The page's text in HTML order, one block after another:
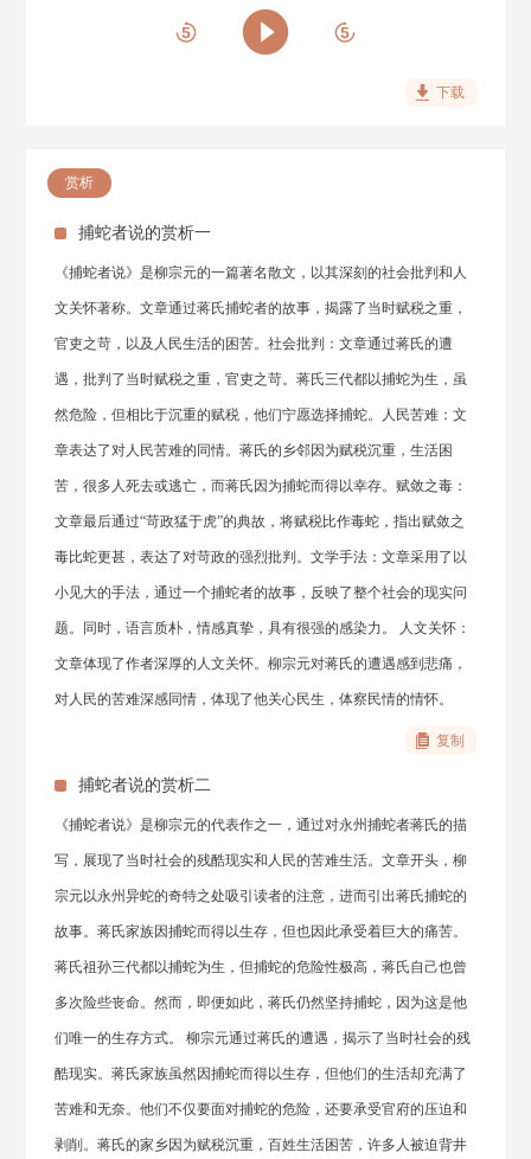
下载
赏析
捕蛇者说的赏析一
《捕蛇者说》是柳宗元的一篇著名散文，以其深刻的社会批判和人
文关怀著称。文章通过蒋氏捕蛇者的故事，揭露了当时赋税之重，
官吏之苛，以及人民生活的困苦。社会批判：文章通过蒋氏的遭
遇，批判了当时赋税之重，官吏之苛。蒋氏三代都以捕蛇为生，虽
然危险，但相比于沉重的赋税，他们宁愿选择捕蛇。人民苦难：文
章表达了对人民苦难的同情。蒋氏的乡邻因为赋税沉重，生活困
苦，很多人死去或逃亡，而蒋氏因为捕蛇而得以幸存。赋敛之毒：
文章最后通过“苛政猛于虎”的典故，将赋税比作毒蛇，指出赋敛之
毒比蛇更甚，表达了对苛政的强烈批判。文学手法：文章采用了以
小见大的手法，通过一个捕蛇者的故事，反映了整个社会的现实问
题。同时，语言质朴，情感真挚，具有很强的感染力。 人文关怀：
文章体现了作者深厚的人文关怀。柳宗元对蒋氏的遭遇感到悲痛，
对人民的苦难深感同情，体现了他关心民生，体察民情的情怀。
复制
捕蛇者说的赏析二
《捕蛇者说》是柳宗元的代表作之一，通过对永州捕蛇者蒋氏的描
写，展现了当时社会的残酷现实和人民的苦难生活。文章开头，柳
宗元以永州异蛇的奇特之处吸引读者的注意，进而引出蒋氏捕蛇的
故事。蒋氏家族因捕蛇而得以生存，但也因此承受着巨大的痛苦。
蒋氏祖孙三代都以捕蛇为生，但捕蛇的危险性极高，蒋氏自己也曾
多次险些丧命。然而，即便如此，蒋氏仍然坚持捕蛇，因为这是他
们唯一的生存方式。 柳宗元通过蒋氏的遭遇，揭示了当时社会的残
酷现实。蒋氏家族虽然因捕蛇而得以生存，但他们的生活却充满了
苦难和无奈。他们不仅要面对捕蛇的危险，还要承受官府的压迫和
剥削。蒋氏的家乡因为赋税沉重，百姓生活困苦，许多人被迫背井